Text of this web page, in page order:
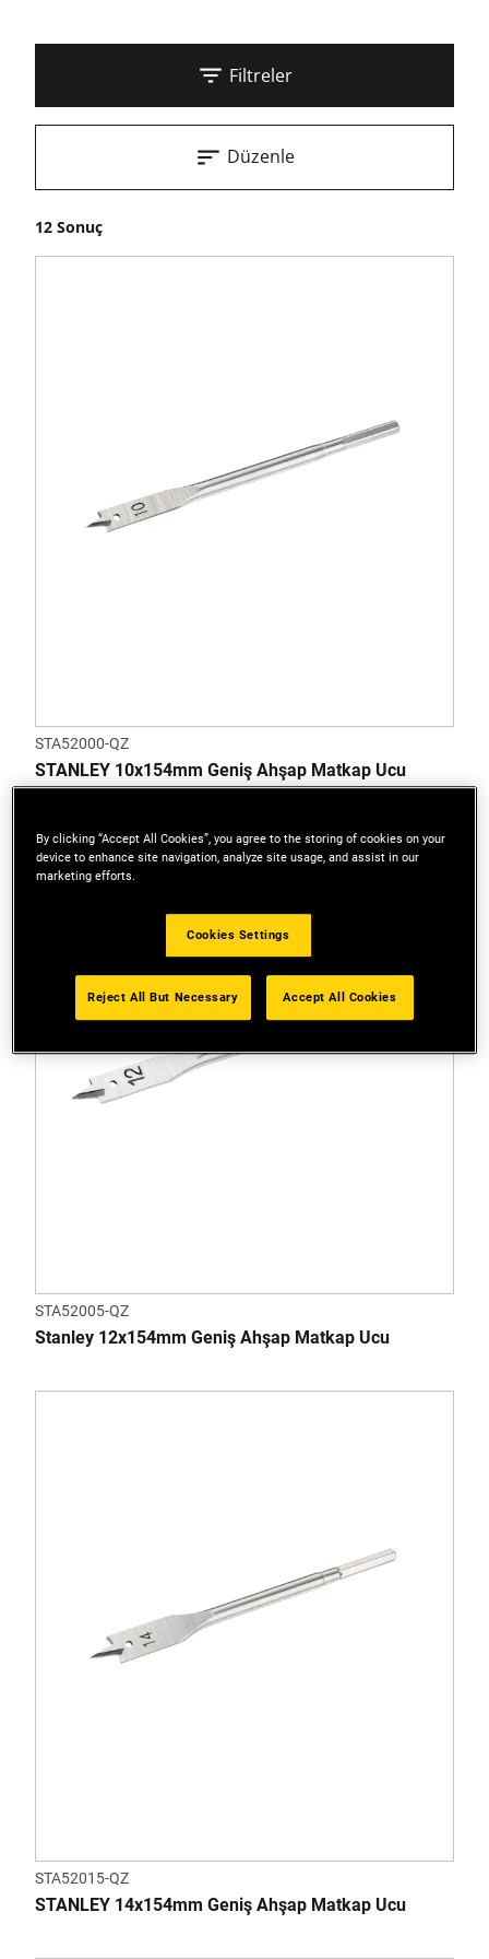
Filtreler
12 Sonuç
Düzenle
STA52000-QZ
STANLEY 10x154mm Geniş Ahşap Matkap Ucu
STA52005-QZ
Stanley 12x154mm Geniş Ahşap Matkap Ucu
STA52015-QZ
STANLEY 14x154mm Geniş Ahşap Matkap Ucu
By clicking “Accept All Cookies”, you agree to the storing of cookies on your
device to enhance site navigation, analyze site usage, and assist in our
marketing efforts.
Cookies Settings
Reject All But Necessary Accept All Cookies